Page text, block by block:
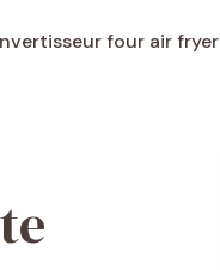
four air fryer